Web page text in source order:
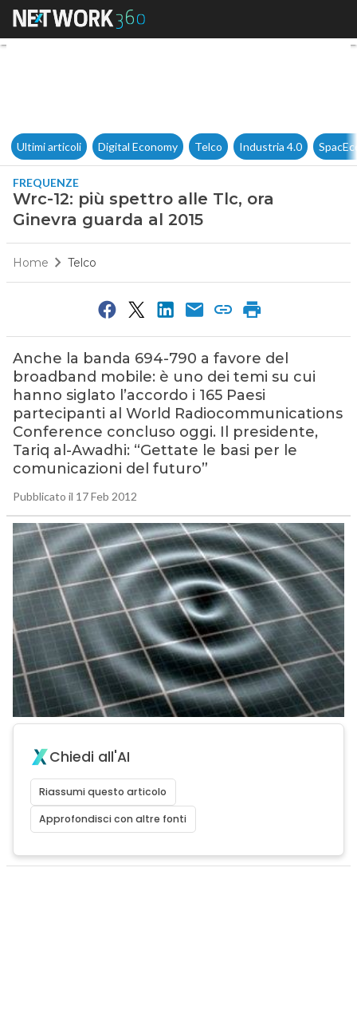
Wrc-12: più spettro alle Tlc,
Ultimi articoli Digital Economy Telco Industria 4.0
FREQUENZE
Wrc-12: più spettro alle Tlc, ora
Ginevra guarda al 2015
Home Telco
Anche la banda 694-790 a favore del
broadband mobile: è uno dei temi su cui
hanno siglato l’accordo i 165 Paesi
partecipanti al World Radiocommunications
Conference concluso oggi. Il presidente,
Tariq al-Awadhi: “Gettate le basi per le
comunicazioni del futuro”
Pubblicato il 17 Feb 2012
Chiedi all'AI
Riassumi questo articolo
Approfondisci con altre fonti